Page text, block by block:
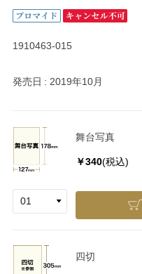
1910463-015
発売日 2019年10月
舞台写真
￥340(税込)
四切